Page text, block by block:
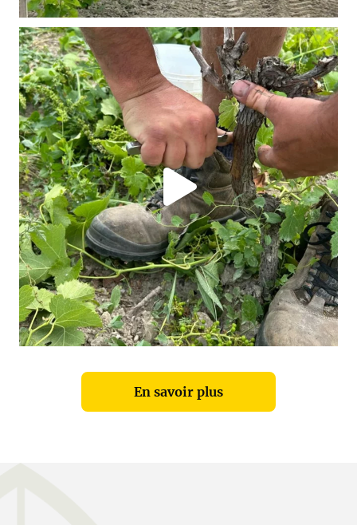
En savoir plus